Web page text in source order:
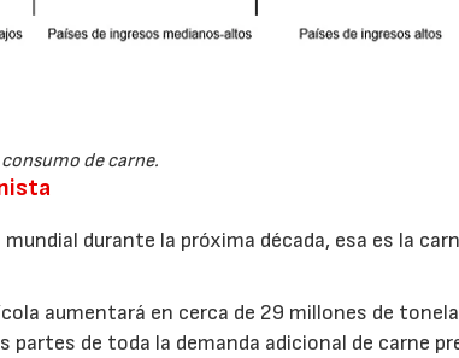
de carne.
durante la próxima década, esa es la
aumentará en cerca de 29 millones de
de toda la demanda adicional de carne